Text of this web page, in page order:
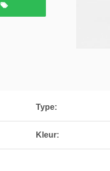
Type:
Kleur: